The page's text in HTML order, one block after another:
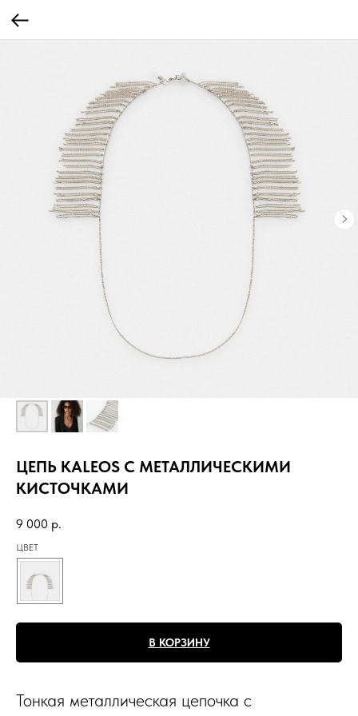
ЦЕПЬ KALEOS С МЕТАЛЛИЧЕСКИМИ
КИСТОЧКАМИ
9 000 р.
ЦВЕТ
В КОРЗИНУ
Тонкая металлическая цепочка с